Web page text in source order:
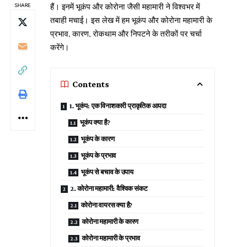
SHARE
हैं। इनमें भूकंप और कोरोना जैसी महामारी ने विश्वभर में
तबाही मचाई। इस लेख में हम भूकंप और कोरोना महामारी के
प्रभाव, कारण, रोकथाम और निपटने के तरीकों पर चर्चा
करेंगे।
Contents
1. भूकंप: एक विनाशकारी प्राकृतिक आपदा
भूकंप क्या है?
भूकंप के कारण
भूकंप के प्रभाव
भूकंप से बचाव के उपाय
2. कोरोना महामारी: वैश्विक संकट
कोरोना वायरस क्या है?
कोरोना महामारी के कारण
कोरोना महामारी के प्रभाव